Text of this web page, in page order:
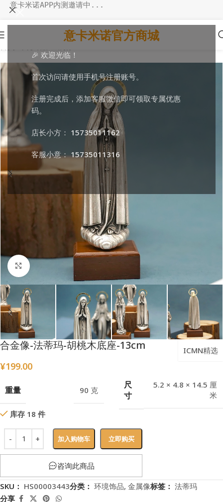
🎉 欢迎光临！
首次访问请使用手机号注册账号。
注册完成后，添加客服微信即可领取专属优惠
码。
店长小方： 15735011162
客服小意：15735011316
意卡米诺APP内测邀请中...
意卡米诺官方商城
点击放大
合金像-法蒂玛-胡桃木底座-13cm ICMN精选
¥199.00
重量 90 克
尺
寸
5.2 × 4.8 × 14.5 厘
米
库存 18 件
加入购物车 立即购买
咨询此商品
SKU： HS00003443分类： 环境饰品, 金属像标签： 法蒂玛
分享